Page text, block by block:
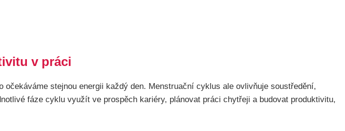
v práci
stejnou energii každý den. Menstruační cyklus ale ovlivňuje soustředění,
fáze cyklu využít ve prospěch kariéry, plánovat práci chytřeji a budovat produktivitu,